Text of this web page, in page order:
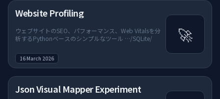
Website Profiling
ウェブサイトのSEO、パフォーマンス、Web Vitalsを分
析するPythonベースのシンプルなツール …/SQLite/
16 March 2026
🚀
Json Visual Mapper Experiment